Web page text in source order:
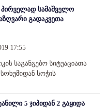
პირველად სამაშველო
გადაკვეთა
17:55
საგანგებო სიტუაციათა
სოჭის
5 ჯიპიდან 2 გაყიდა